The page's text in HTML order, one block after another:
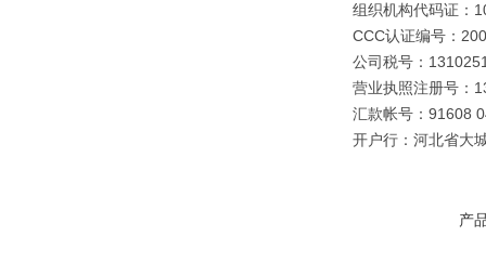
组织机构代码证：
CCC认证编号：
公司税号：
营业执照注册号：
汇款帐号：91608
开户行：河北省大
产